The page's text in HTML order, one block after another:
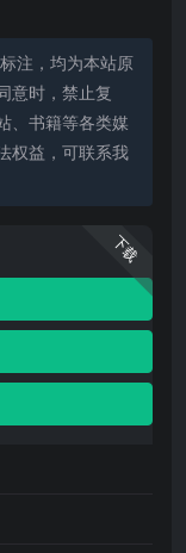
注，均为本站原
意时，禁止复
、书籍等各类媒
权益，可联系我
下载